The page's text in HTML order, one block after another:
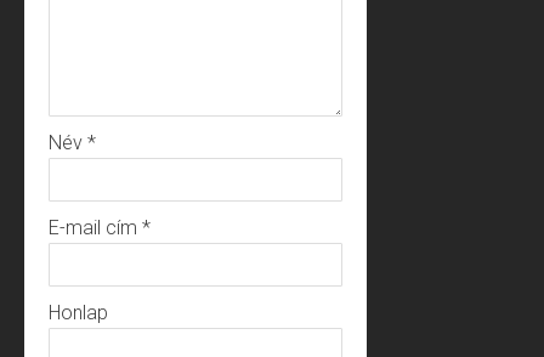
Név *
E-mail cím *
Honlap